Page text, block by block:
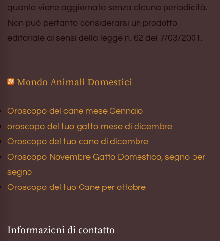
quanto viene aggiornato senza alcuna periodicità.
Non può pertanto considerarsi un prodotto
editoriale ai sensi della legge n. 62 del 7/03/2001.
Mondo Animali Domestici
Oroscopo del cane mese Gennaio
oroscopo del tuo gatto mese di dicembre
Oroscopo del tuo cane di dicembre
Oroscopo Novembre Gatto Domestico, segno per
segno
Oroscopo del tuo Cane per ottobre
Informazioni di contatto